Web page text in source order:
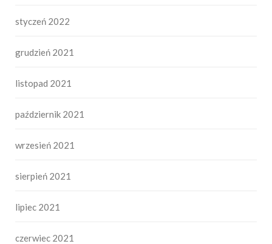
styczeń 2022
grudzień 2021
listopad 2021
październik 2021
wrzesień 2021
sierpień 2021
lipiec 2021
czerwiec 2021